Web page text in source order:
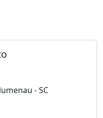
- SC